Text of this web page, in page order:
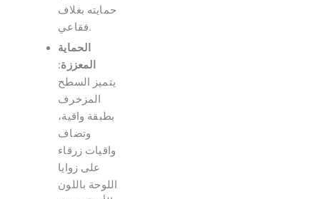
حمايته بغلاف
فقاعي.
الحماية
المعززة:
يتميز السطح
المزخرف
بطبقة واقية،
وتضاف
واقيات زرقاء
على زوايا
اللوحة باللون